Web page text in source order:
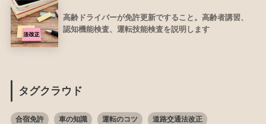
高齢ドライバーが免許更新ですること。高齢者講習、
認知機能検査、運転技能検査を説明します
タグクラウド
合宿免許 車の知識 運転のコツ 道路交通法改正